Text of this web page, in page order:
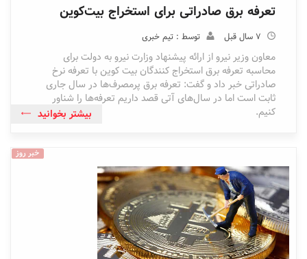
تعرفه برق صادراتی برای استخراج بیت‌کوین
7 سال قبل توسط : تیم خبری
معاون وزیر نیرو از ارائه پیشنهاد وزارت نیرو به دولت برای
محاسبه تعرفه برق استخراج کنندگان بیت کوین با تعرفه نرخ
صادراتی خبر داد و گفت: تعرفه برق پرمصرف‌ها در سال جاری
ثابت است اما در سال‌های آتی قصد داریم تعرفه‌ها را شناور
کنیم.
بیشتر بخوانید
خبر روز